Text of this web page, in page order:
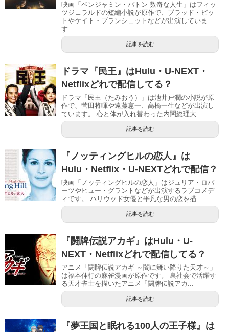
映画「ベンジャミン・バトン 数奇な人生」はフィッ
ツジェラルドの短編小説が原作で、ブラッド・ピッ
トやケイト・ブランシェットなどが出演していま
す...
記事を読む
ドラマ『民王』はHulu・U-NEXT・
Netflixどれで配信してる？
ドラマ「民王（たみおう）」は池井戸潤の小説が原
作で、菅田将暉や遠藤憲一、高橋一生などが出演し
ています。 心と体が入れ替わった内閣総理大...
記事を読む
『ノッティングヒルの恋人』は
Hulu・Netflix・U-NEXTどれで配信？
映画「ノッティングヒルの恋人」はジュリア・ロバ
ーツやヒュー・グラントなどが出演するラブコメデ
ィです。 ハリウッド女優と平凡な男の恋を描...
記事を読む
『闘牌伝説アカギ』はHulu・U-
NEXT・Netflixどれで配信してる？
アニメ「闘牌伝説アカギ ～闇に舞い降りた天才～」
は福本伸行の麻雀漫画が原作です。 裏社会で活躍す
る天才雀士を描いたアニメ「闘牌伝説アカ...
記事を読む
『夢王国と眠れる100人の王子様』は